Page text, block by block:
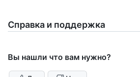
Справка и поддержка
Вы нашли что вам нужно?